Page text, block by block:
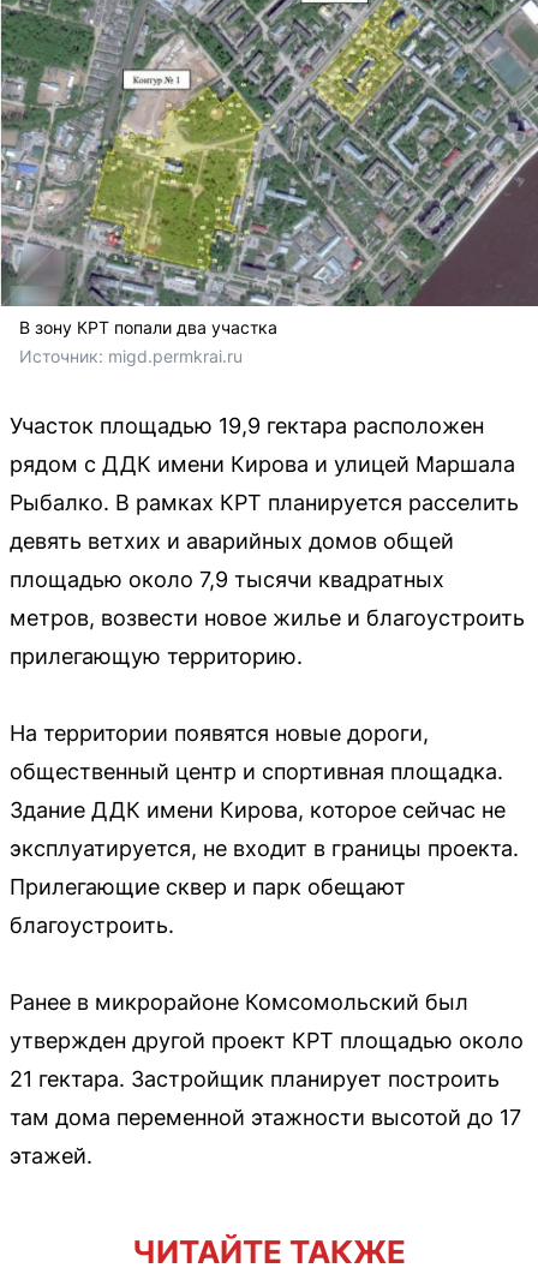
В зону КРТ попали два участка
Источник: migd.permkrai.ru
Участок площадью 19,9 гектара расположен
рядом с ДДК имени Кирова и улицей Маршала
Рыбалко. В рамках КРТ планируется расселить
девять ветхих и аварийных домов общей
площадью около 7,9 тысячи квадратных
метров, возвести новое жилье и благоустроить
прилегающую территорию.
На территории появятся новые дороги,
общественный центр и спортивная площадка.
Здание ДДК имени Кирова, которое сейчас не
эксплуатируется, не входит в границы проекта.
Прилегающие сквер и парк обещают
благоустроить.
Ранее в микрорайоне Комсомольский был
утвержден другой проект КРТ площадью около
21 гектара. Застройщик планирует построить
там дома переменной этажности высотой до 17
этажей.
ЧИТАЙТЕ ТАКЖЕ